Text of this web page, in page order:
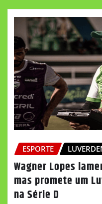
ESPORTE
Wagner Lopes
mas promete um
na Série D